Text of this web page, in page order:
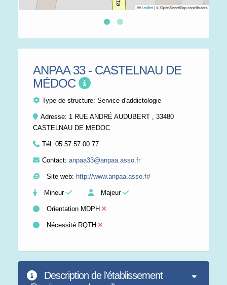
Leaflet|© OpenStreetMap contributors
ANPAA 33 - CASTELNAU DE
MÉDOC
Type de structure: Service d'addictologie
Adresse: 1 RUE ANDRÉ AUDUBERT , 33480
CASTELNAU DE MEDOC
Tél: 05 57 57 00 77
Contact: anpaa33@anpaa.asso.fr
Site web: http://www.anpaa.asso.fr/
Mineur Majeur
Orientation MDPH
Nécessité RQTH
Description de l'établissement